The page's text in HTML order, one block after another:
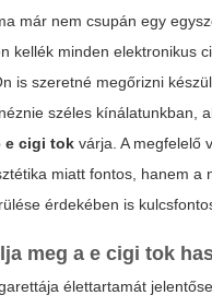
már nem csupán egy
kellék minden elektronikus
is szeretné megőrizni
széles kínálatunkban,
e cigi tok várja. A megfelelő
miatt fontos, hanem a
érdekében is
meg a e cigi tok
élettartamát